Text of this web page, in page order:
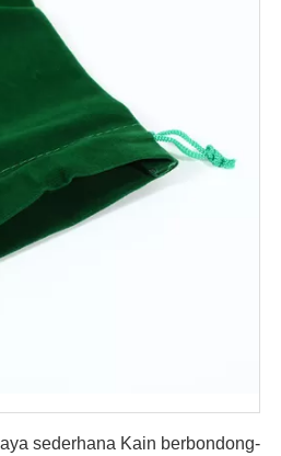
sederhana Kain berbondong-